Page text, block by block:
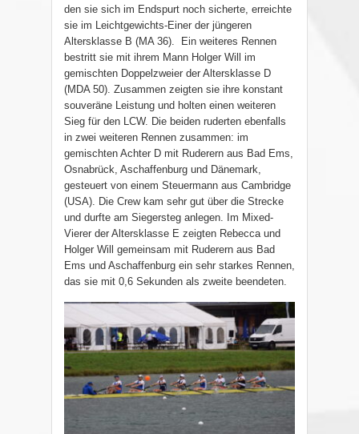
den sie sich im Endspurt noch sicherte, erreichte
sie im Leichtgewichts-Einer der jüngeren
Altersklasse B (MA 36). Ein weiteres Rennen
bestritt sie mit ihrem Mann Holger Will im
gemischten Doppelzweier der Altersklasse D
(MDA 50). Zusammen zeigten sie ihre konstant
souveräne Leistung und holten einen weiteren
Sieg für den LCW. Die beiden ruderten ebenfalls
in zwei weiteren Rennen zusammen: im
gemischten Achter D mit Ruderern aus Bad Ems,
Osnabrück, Aschaffenburg und Dänemark,
gesteuert von einem Steuermann aus Cambridge
(USA). Die Crew kam sehr gut über die Strecke
und durfte am Siegersteg anlegen. Im Mixed-
Vierer der Altersklasse E zeigten Rebecca und
Holger Will gemeinsam mit Ruderern aus Bad
Ems und Aschaffenburg ein sehr starkes Rennen,
das sie mit 0,6 Sekunden als zweite beendeten.